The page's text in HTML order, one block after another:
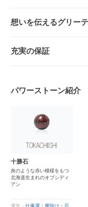
想いを伝えるグリー
充実の保証
パワーストーン紹介
十勝石
炎のような赤い模様をもつ
北海道生まれのオブシディ
アン
運気：仕事運
魔除け・厄